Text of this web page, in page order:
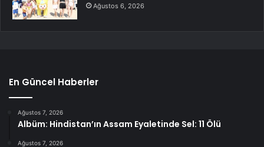
Ağustos 6, 2026
En Güncel Haberler
Ağustos 7, 2026
Albüm: Hindistan’ın Assam Eyaletinde Sel: 11 Ölü
Ağustos 7, 2026